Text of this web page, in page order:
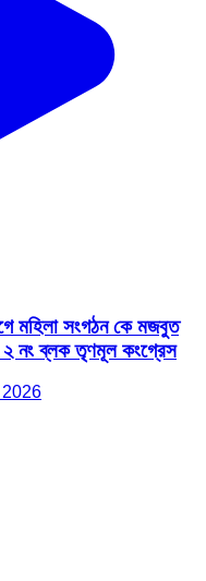
মহিলা সংগঠন কে মজবুত
২ নং ব্লক তৃণমূল কংগ্রেস